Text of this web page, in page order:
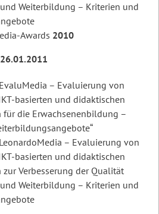
Weiterbildung – Kriterien und
Awards 2010
– Evaluierung von
basierten und didaktischen
für die Erwachsenenbildung –
– Evaluierung von
basierten und didaktischen
Verbesserung der Qualität
Weiterbildung – Kriterien und